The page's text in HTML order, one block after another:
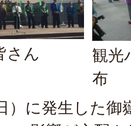
さん
観光
布
）に発生した御